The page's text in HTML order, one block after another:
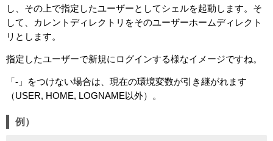
し、その上で指定したユーザーとしてシェルを起動します。そ
して、カレントディレクトリをそのユーザーホームディレクト
リとします。
指定したユーザーで新規にログインする様なイメージですね。
「- 」をつけない場合は、現在の環境変数が引き継がれます
（USER, HOME, LOGNAME以外）。
例）